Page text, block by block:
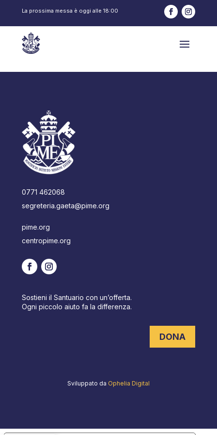
La prossima messa è oggi alle 18:00
0771 462068
segreteria.gaeta@pime.org
pime.org
centropime.org
Sostieni il Santuario con un’offerta.
Ogni piccolo aiuto fa la differenza.
DONA
Sviluppato da Ophelia Digital